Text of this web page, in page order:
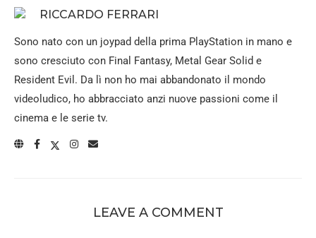
RICCARDO FERRARI
Sono nato con un joypad della prima PlayStation in mano e
sono cresciuto con Final Fantasy, Metal Gear Solid e
Resident Evil. Da lì non ho mai abbandonato il mondo
videoludico, ho abbracciato anzi nuove passioni come il
cinema e le serie tv.
LEAVE A COMMENT